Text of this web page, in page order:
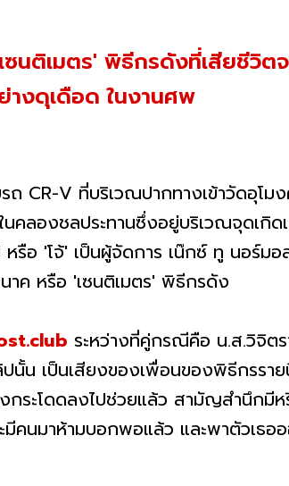
ซนติเมตร' พิธีกรดังที่เสียชีวิ
งดุเดือด ในงานศพ
CR-V ที่บริเวณปากทางเข้าวัดอุโม
คลองชลประทานซึ่งอยู่บริเวณจุดเกิ
อ 'โจ้' เป็นผู้จัดการ เน๊กซ์ ทู นอร์มอ
าค หรือ 'เซนติเมตร' พิธีกรดัง
ระหว่างที่คู่กรณีคือ น.ส.วิจิต
นั้น เป็นเสียงของเพื่อนของพิธีกรร
กระโดดลงไปช่วยแล้ว สามัญสำนึกมี
คนมาห้ามบอกพอแล้ว และพาตัวเธอ